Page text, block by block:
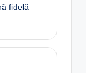
fidelă